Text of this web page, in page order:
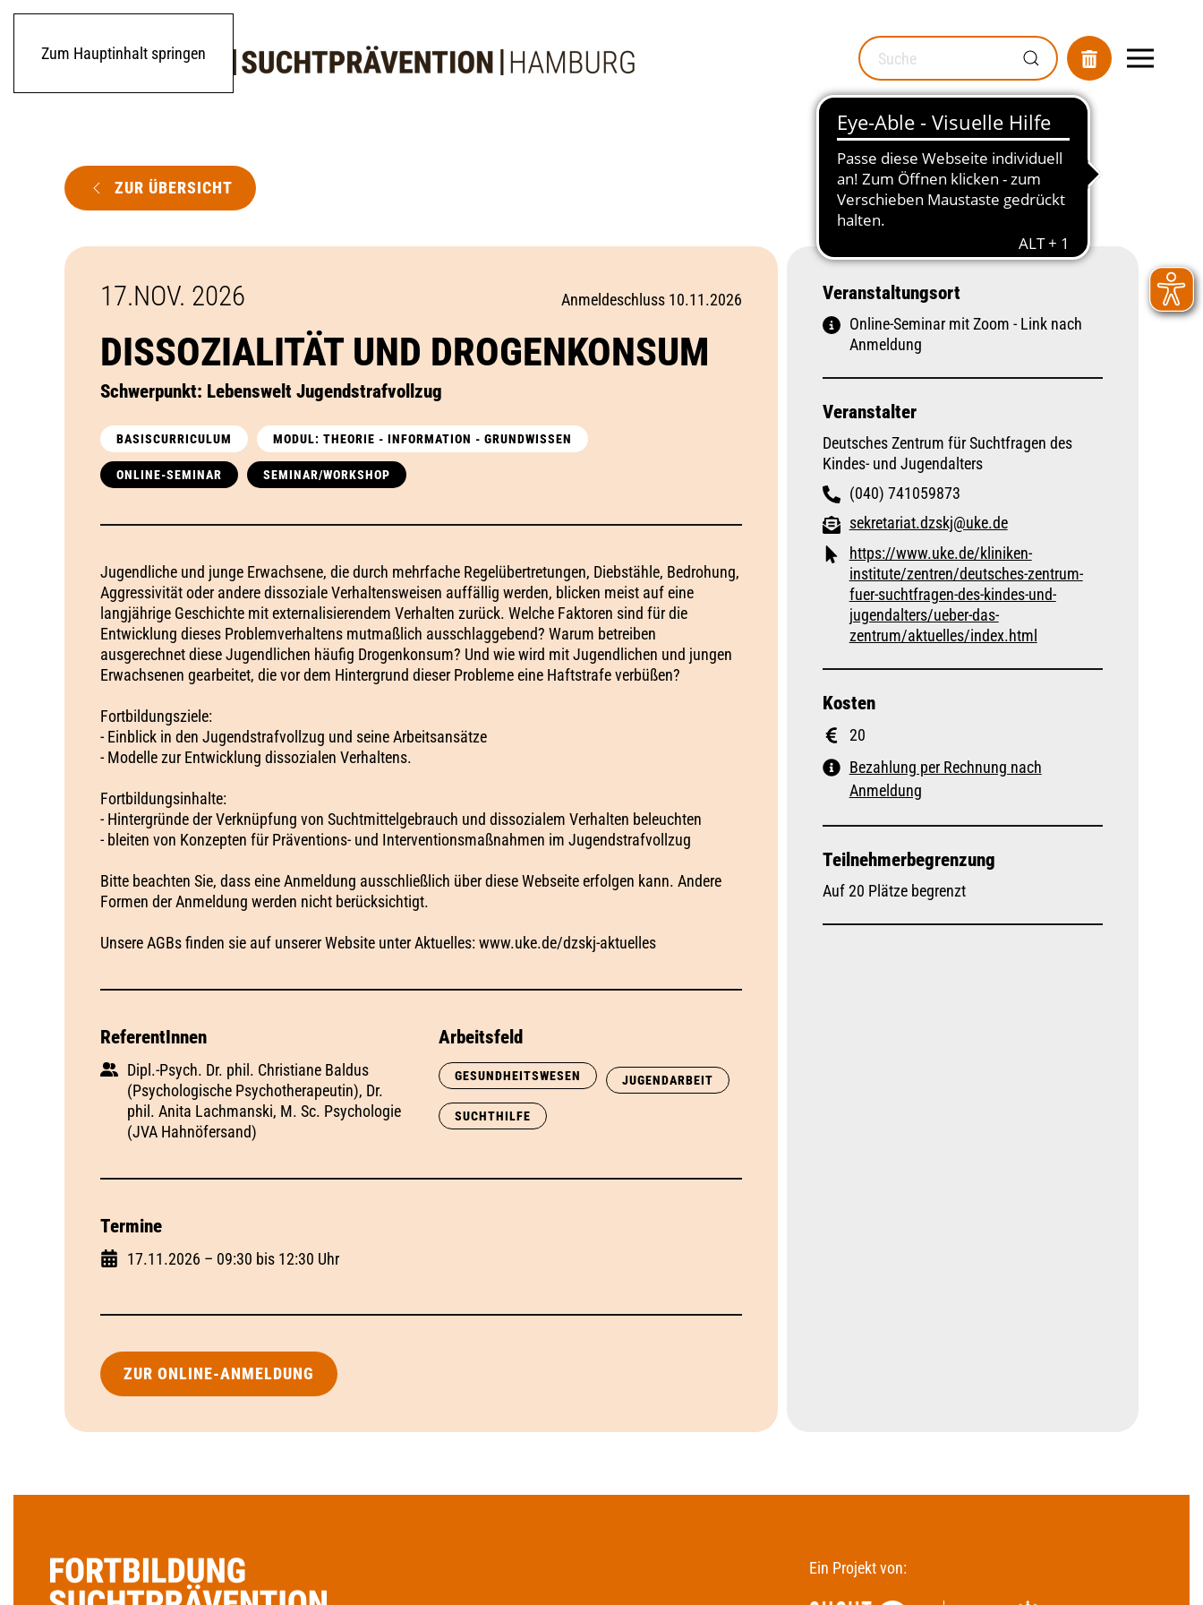
Zum Hauptinhalt springen MOD_GESUNDHEITSWEGWEISER_SEARCH_LABEL
ZUR ÜBERSICHT
17.NOV. 2026 Anmeldeschluss 10.11.2026
DISSOZIALITÄT UND DROGENKONSUM
Schwerpunkt: Lebenswelt Jugendstrafvollzug
BASISCURRICULUM MODUL: THEORIE - INFORMATION - GRUNDWISSEN
ONLINE-SEMINAR SEMINAR/WORKSHOP
Jugendliche und junge Erwachsene, die durch mehrfache Regelübertretungen, Diebstähle, Bedrohung,
Aggressivität oder andere dissoziale Verhaltensweisen auffällig werden, blicken meist auf eine
langjährige Geschichte mit externalisierendem Verhalten zurück. Welche Faktoren sind für die
Entwicklung dieses Problemverhaltens mutmaßlich ausschlaggebend? Warum betreiben
ausgerechnet diese Jugendlichen häufig Drogenkonsum? Und wie wird mit Jugendlichen und jungen
Erwachsenen gearbeitet, die vor dem Hintergrund dieser Probleme eine Haftstrafe verbüßen?
Fortbildungsziele:
- Einblick in den Jugendstrafvollzug und seine Arbeitsansätze
- Modelle zur Entwicklung dissozialen Verhaltens.
Fortbildungsinhalte:
- Hintergründe der Verknüpfung von Suchtmittelgebrauch und dissozialem Verhalten beleuchten
- bleiten von Konzepten für Präventions- und Interventionsmaßnahmen im Jugendstrafvollzug
Bitte beachten Sie, dass eine Anmeldung ausschließlich über diese Webseite erfolgen kann. Andere
Formen der Anmeldung werden nicht berücksichtigt.
Unsere AGBs finden sie auf unserer Website unter Aktuelles: www.uke.de/dzskj-aktuelles
ReferentInnen
Dipl.-Psych. Dr. phil. Christiane Baldus
(Psychologische Psychotherapeutin), Dr.
phil. Anita Lachmanski, M. Sc. Psychologie
(JVA Hahnöfersand)
Arbeitsfeld
GESUNDHEITSWESEN JUGENDARBEIT
SUCHTHILFE
Termine
17.11.2026 – 09:30 bis 12:30 Uhr
ZUR ONLINE-ANMELDUNG
Veranstaltungsort
Online-Seminar mit Zoom - Link nach
Anmeldung
Veranstalter
Deutsches Zentrum für Suchtfragen des
Kindes- und Jugendalters
(040) 741059873
sekretariat.dzskj@uke.de
https://www.uke.de/kliniken-
institute/zentren/deutsches-zentrum-
fuer-suchtfragen-des-kindes-und-
jugendalters/ueber-das-
zentrum/aktuelles/index.html
Kosten
20
Bezahlung per Rechnung nach
Anmeldung
Teilnehmerbegrenzung
Auf 20 Plätze begrenzt
Ein Projekt von: